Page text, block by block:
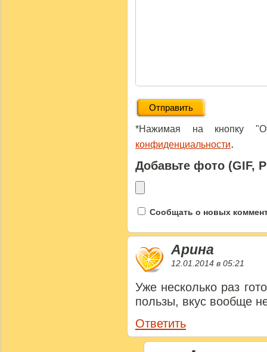
*Нажимая на кнопку
конфиденциальности.
Добавьте фото (GIF,
Сообщать о новых
Арина
12.01.2014 в 05:21
Уже несколько раз
пользы, вкус вообще
Ответить